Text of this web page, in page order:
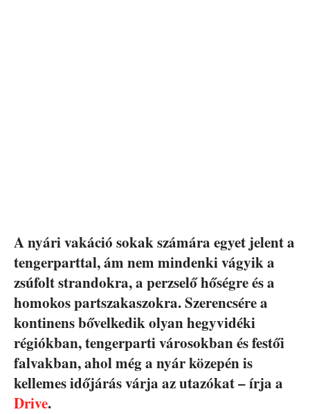
A nyári vakáció sokak számára egyet jelent a
tengerparttal, ám nem mindenki vágyik a
zsúfolt strandokra, a perzselő hőségre és a
homokos partszakaszokra. Szerencsére a
kontinens bővelkedik olyan hegyvidéki
régiókban, tengerparti városokban és festői
falvakban, ahol még a nyár közepén is
kellemes időjárás várja az utazókat – írja a
Drive.